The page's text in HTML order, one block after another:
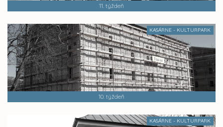
11. týždeň
KASÁRNE - KULTURPARK
10. týždeň
KASÁRNE - KULTURPARK